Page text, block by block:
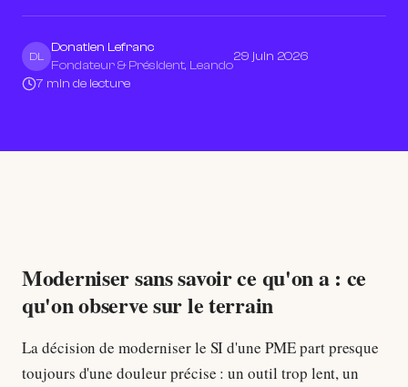
DL
Donatien Lefranc
Fondateur & Président, Leando
29 juin 2026
7 min de lecture
Moderniser sans savoir ce qu'on a : ce
qu'on observe sur le terrain
La décision de moderniser le SI d'une PME part presque
toujours d'une douleur précise : un outil trop lent, un